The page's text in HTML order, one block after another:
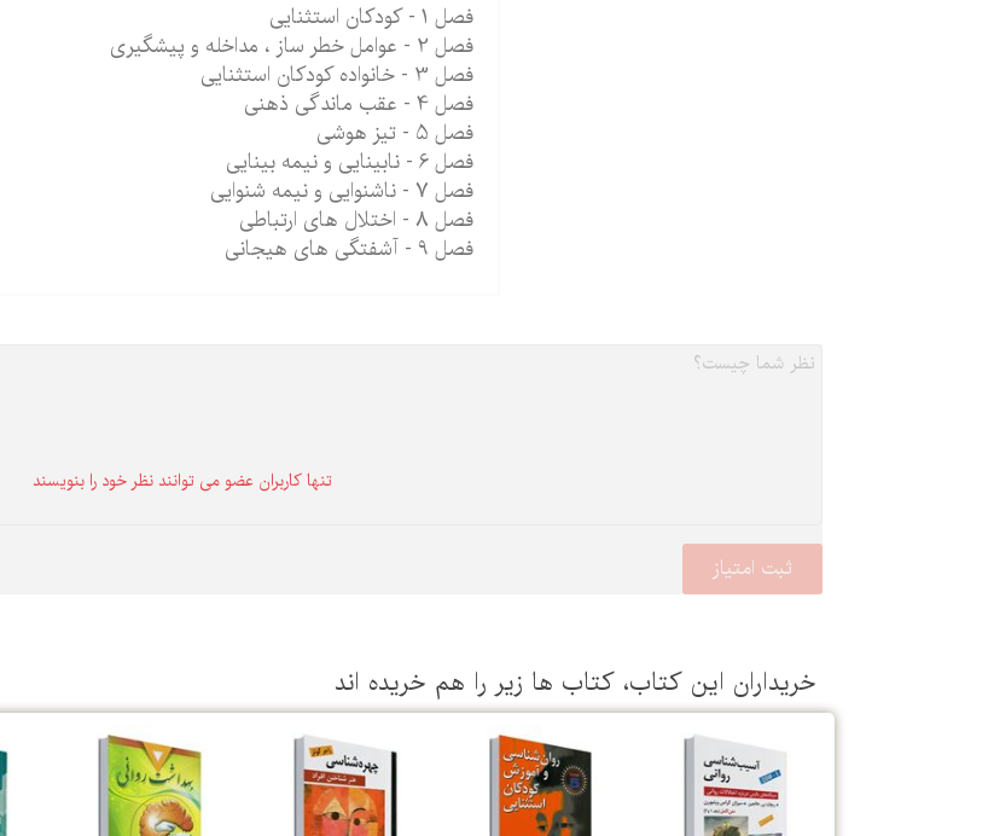
فصل 1 - کودکان استثنایی
فصل 2 - عوامل خطر ساز ، مداخله و پیشگیری
فصل 3 - خانواده کودکان استثنایی
فصل 4 - عقب ماندگی ذهنی
فصل 5 - تیز هوشی
فصل 6 - نابینایی و نیمه بینایی
فصل 7 - ناشنوایی و نیمه شنوایی
فصل 8 - اختلال های ارتباطی
فصل 9 - آشفتگی های هیجانی
تنها كاربران عضو می توانند نظر خود را بنویسند
خریداران این كتاب، كتاب ها زیر را هم خریده اند